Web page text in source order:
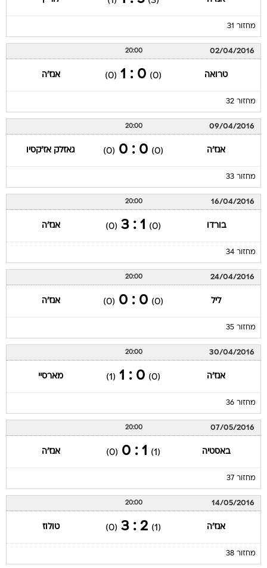
מחזור 31
02/04/2016
20:00
טרואה (0)
0 : 1
(0) אנז'ה
מחזור 32
09/04/2016
20:00
אנז'ה (0)
0 : 0
(0) גאזלק אז'קסיו
מחזור 33
16/04/2016
20:00
בורדו (0)
1 : 3
(0) אנז'ה
מחזור 34
24/04/2016
20:00
ליל (0)
0 : 0
(0) אנז'ה
מחזור 35
30/04/2016
20:00
אנז'ה (0)
0 : 1
(1) מארסיי
מחזור 36
07/05/2016
20:00
באסטיה (1)
1 : 0
(0) אנז'ה
מחזור 37
14/05/2016
20:00
אנז'ה (1)
2 : 3
(0) טולוז
מחזור 38